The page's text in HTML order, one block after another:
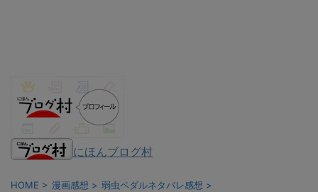
にほんブログ村
HOME > 漫画感想 > 弱虫ペダルネタバレ感想 >